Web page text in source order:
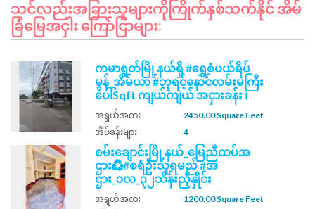
သင်လည်းအခြားသူများကိုကြိုက်နှစ်သက်နိုင် အိမ်
ခြံမြေအငှါး ကြော်ငြာများ:
ကမာရွတ်မြို့နယ်ရှိ #ရွှေစံပယ်ရိပ်
မွန်_အိမ်ယာ #ဘုရင့်နောင်လမ်းမကြီး
ပေါ်Sqft ကျယ်ကျယ် အငှားခန်း ၊
အရွယ်အစား
2450.00 Square Feet
အိပ်ခန်းများ
4
စမ်းချောင်းမြို့နယ်_မြေညီထပ်အ
ဌား♻️#စရံဦးသူရမည် #အ
ဌား_၁လ_၃၂သိန်းညှိနှိုင်း
အရွယ်အစား
1200.00 Square Feet